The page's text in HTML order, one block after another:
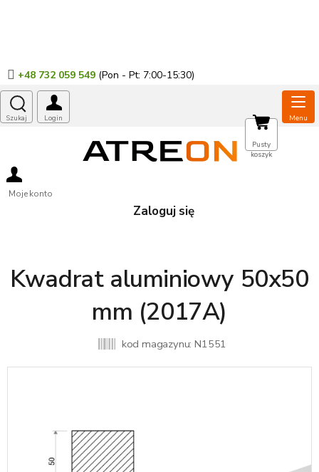
+48 732 059 549
Moje konto
Zaloguj się
KOSZYK
Pusty
koszyk
Kwadrat aluminiowy 50x50
mm (2017A)
kod magazynu: N1551